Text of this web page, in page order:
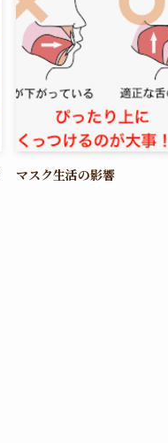
マスク生活の影響